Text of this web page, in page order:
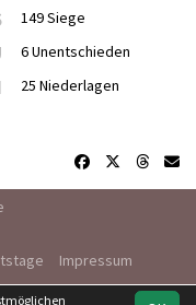
149 Siege
6 Unentschieden
25 Niederlagen
Impressum